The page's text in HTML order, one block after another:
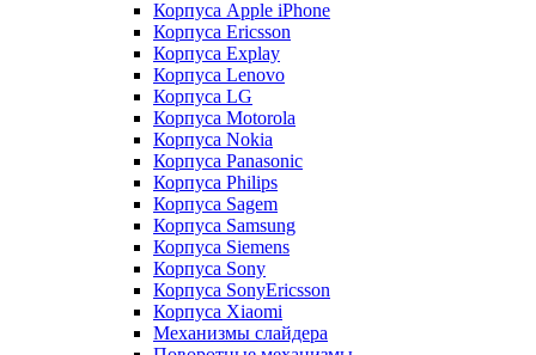
Корпуса Apple iPhone
Корпуса Ericsson
Корпуса Explay
Корпуса Lenovo
Корпуса LG
Корпуса Motorola
Корпуса Nokia
Корпуса Panasonic
Корпуса Philips
Корпуса Sagem
Корпуса Samsung
Корпуса Siemens
Корпуса Sony
Корпуса SonyEricsson
Корпуса Xiaomi
Механизмы слайдера